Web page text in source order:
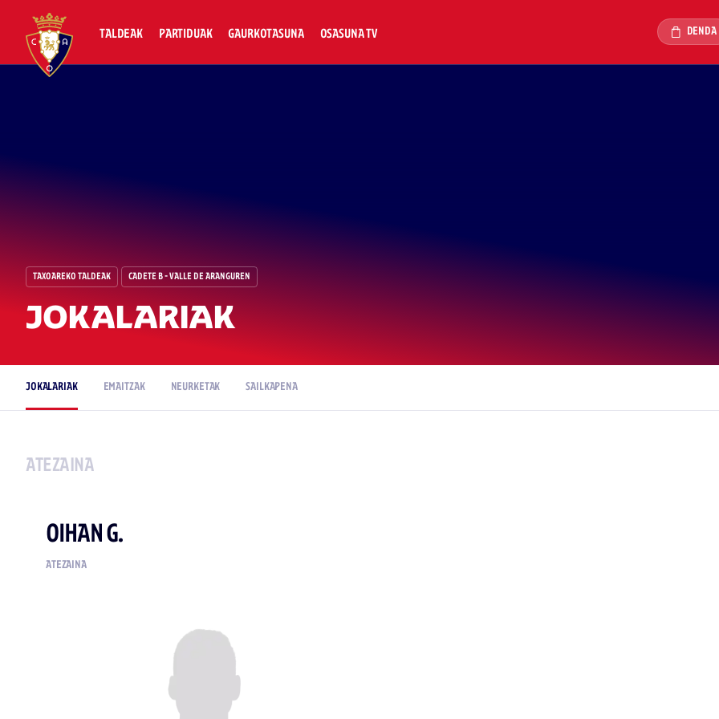
TALDEAK PARTIDUAK GAURKOTASUNA OSASUNA TV DENDA
TAXOAREKO TALDEAK CADETE B - VALLE DE ARANGUREN
JOKALARIAK
JOKALARIAK EMAITZAK NEURKETAK SAILKAPENA
ATEZAINA
OIHAN G.
ATEZAINA